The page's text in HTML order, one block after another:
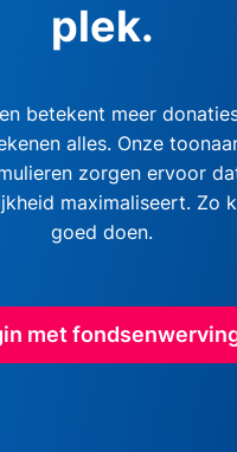
plek.
betekent meer
alles. Onze
zorgen ervoor
maximaliseert. Zo
goed doen.
met